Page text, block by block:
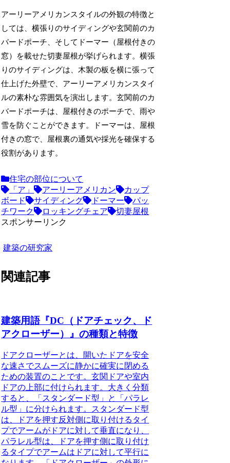
アーリーアメリカンスタイルの外観の特徴と
しては、横張りのサイディングや玄関前のカ
バードポーチ、そしてドーマー（屋根付きの
窓）を載せた切妻屋根が挙げられます。横張
りのサイディングは、木製の板を横に張って
仕上げた外壁で、アーリーアメリカンスタイ
ルの素朴な雰囲気を演出します。玄関前のカ
バードポーチは、屋根付きのポーチで、雨や
雪を防ぐことができます。ドーマーは、屋根
付きの窓で、屋根裏の通気や採光を確保する
役割があります。
住宅の部位について
「ア」
アーリーアメリカン
カップ
ボード
サイディング ドーマー
パッ
チワーク
ロッキングチェア
切妻屋根
スポンサーリンク
建築の研究家
関連記事
建築用語『DC（ドアチェック、ド
アクローザー）』の種類と特徴
ドアクローザーとは、開いたドアを安全
な速さでスムーズに静かに確実に閉める
ための装置のこと です。玄関ドアや室内
ドアの上部に付けられます。大きく分類
すると、
「スタンダード型」と「パラレ
ル型」 に分けられます。スタンダード型
は、ドアを押す反対側に取り付けるタイ
プでアームがドアに対して垂直になり、
パラレル型は、ドアを押す側に取り付け
るタイプでアームはドアに対して平行に